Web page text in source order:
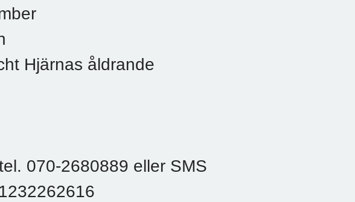
Hjärnas åldrande
070-2680889 eller SMS